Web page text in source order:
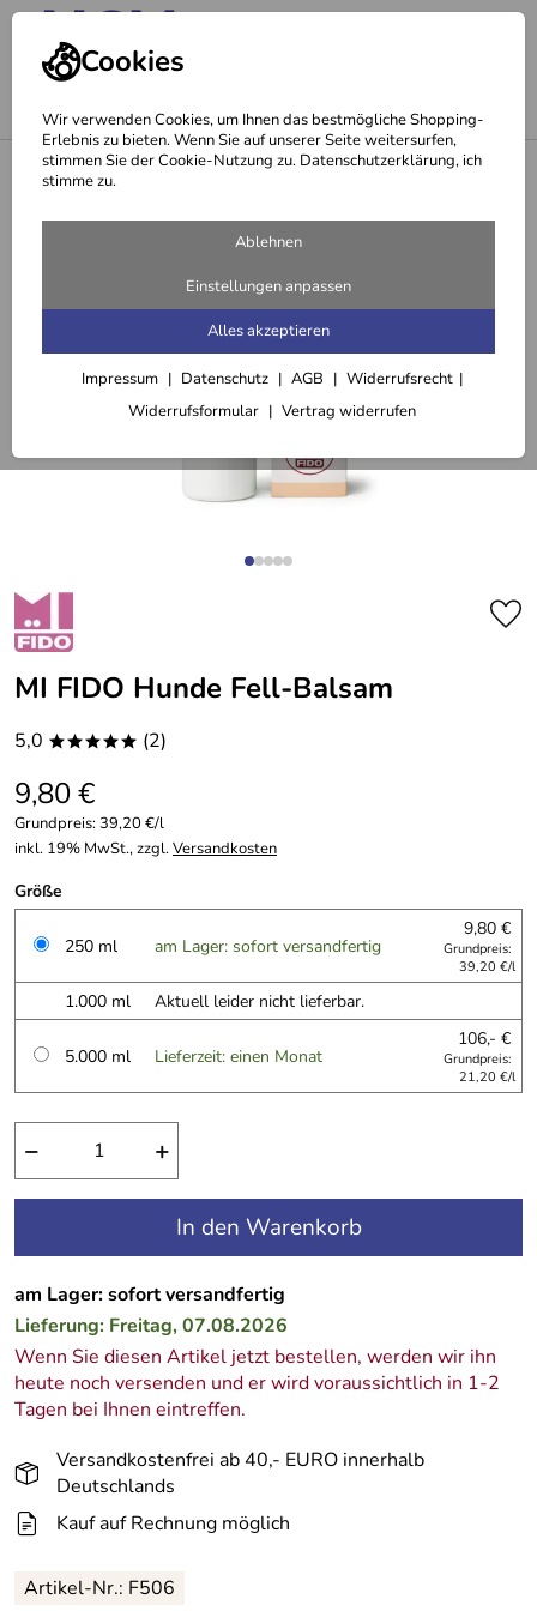
Cookies
Wir verwenden Cookies, um Ihnen das bestmögliche Shopping-
Erlebnis zu bieten. Wenn Sie auf unserer Seite weitersurfen,
stimmen Sie der Cookie-Nutzung zu. Datenschutzerklärung, ich
stimme zu.
Ablehnen
Einstellungen anpassen
Alles akzeptieren
Impressum Datenschutz AGB
Widerrufsrecht
Widerrufsformular
Vertrag widerrufen
Hundepflege
MI FIDO Hunde Fell-Balsam
5,0 ***** (2)
9,80 €
Grundpreis:39,20 €/l
inkl. 19% MwSt., zzgl.Versandkosten
Größe
250 ml am Lager: sofort versandfertig
9,80 €
Grundpreis:
39,20 €/l
1.000 ml Aktuell leider nicht lieferbar.
5.000 ml Lieferzeit: einen Monat
106,- €
Grundpreis:
21,20 €/l
− +
In den Warenkorb
am Lager: sofort versandfertig
Lieferung: Freitag, 07.08.2026
Wenn Sie diesen Artikel jetzt bestellen, werden wir ihn
heute noch versenden und er wird voraussichtlich in 1-2
Tagen bei Ihnen eintreffen.
Versandkostenfrei ab 40,- EURO innerhalb
Deutschlands
Kauf auf Rechnung möglich
Artikel-Nr.: F506